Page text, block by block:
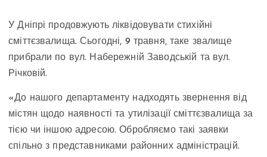
У Дніпрі продовжують ліквідовувати стихійні
сміттєзвалища. Сьогодні, 9 травня, таке звалище
прибрали по вул. Набережній Заводській та вул.
Річковій.
«До нашого департаменту надходять звернення від
містян щодо наявності та утилізації сміттєзвалища за
тією чи іншою адресою. Обробляємо такі заявки
спільно з представниками районних адміністрацій.